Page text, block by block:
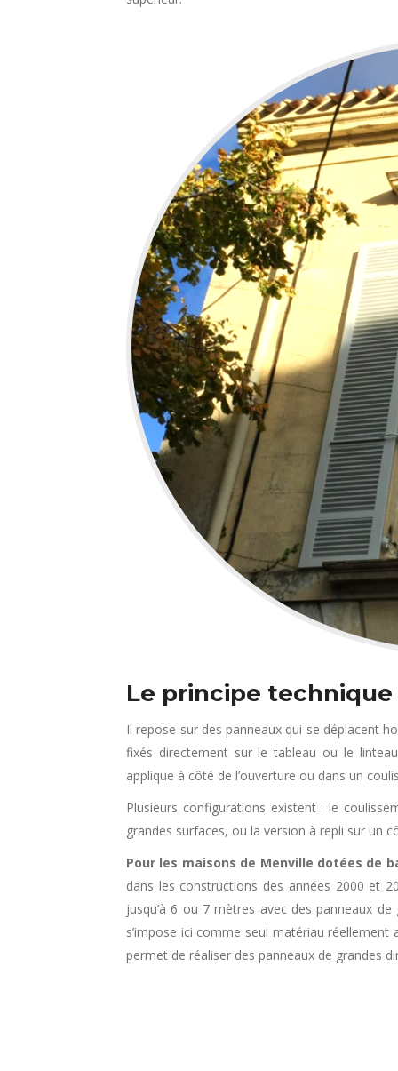
Le principe
Il repose sur des panneaux qui se déplacent
fixés directement sur le tableau ou le
applique à côté de l’ouverture ou dans un
Plusieurs configurations existent : le
grandes surfaces, ou la version à repli sur un
Pour les maisons de Menville dotées de
dans les constructions des années 2000 et
jusqu’à 6 ou 7 mètres avec des panneaux
s’impose ici comme seul matériau
permet de réaliser des panneaux de grandes